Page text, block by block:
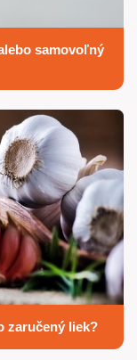
samovoľný
zaručený liek?